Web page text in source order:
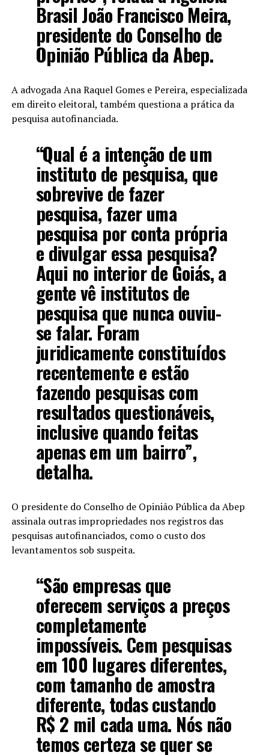
Brasil João Francisco Meira,
presidente do Conselho de
Opinião Pública da Abep.
A advogada Ana Raquel Gomes e Pereira, especializada
em direito eleitoral, também questiona a prática da
pesquisa autofinanciada.
“Qual é a intenção de um
instituto de pesquisa, que
sobrevive de fazer
pesquisa, fazer uma
pesquisa por conta própria
e divulgar essa pesquisa?
Aqui no interior de Goiás, a
gente vê institutos de
pesquisa que nunca ouviu-
se falar. Foram
juridicamente constituídos
recentemente e estão
fazendo pesquisas com
resultados questionáveis,
inclusive quando feitas
apenas em um bairro”,
detalha.
O presidente do Conselho de Opinião Pública da Abep
assinala outras impropriedades nos registros das
pesquisas autofinanciados, como o custo dos
levantamentos sob suspeita.
“São empresas que
oferecem serviços a preços
completamente
impossíveis. Cem pesquisas
em 100 lugares diferentes,
com tamanho de amostra
diferente, todas custando
R$ 2 mil cada uma. Nós não
temos certeza se quer se